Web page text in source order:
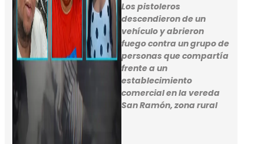
Los pistoleros
descendieron de un
vehículo y abrieron
fuego contra un grupo de
personas que compartía
frente a un
establecimiento
comercial en la vereda
San Ramón, zona rural